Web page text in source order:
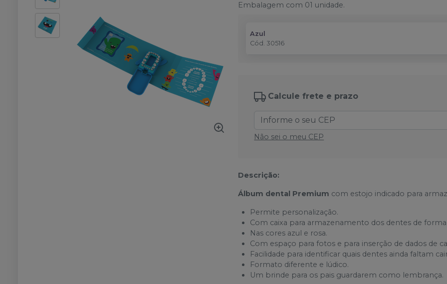
Embalagem com 01 unidade.
Azul
Cód. 30516
Calcule frete e prazo
Não sei o meu CEP
Descrição:
Álbum dental Premium com estojo indicado para
Permite personalização.
Com caixa para armazenamento dos dentes de
Nas cores azul e rosa.
Com espaço para fotos e para inserção de dados de
Facilidade para identificar quais dentes ainda faltam
Formato diferente e lúdico.
Um brinde para os pais guardarem como lembrança.